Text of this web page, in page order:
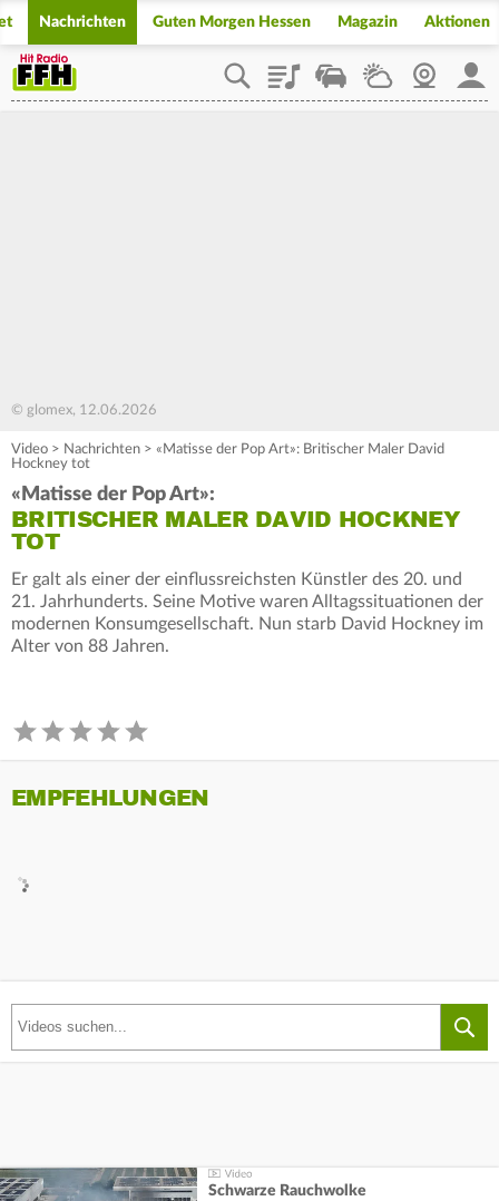
Nachrichten Guten Morgen Hessen Magazin Aktionen
PlaylistStaupilotWetterWebcam
© glomex, 12.06.2026
Video > Nachrichten > «Matisse der Pop Art»: Britischer Maler David
Hockney tot
«Matisse der Pop Art»:
BRITISCHER MALER DAVID HOCKNEY
TOT
Er galt als einer der einflussreichsten Künstler des 20. und
21. Jahrhunderts. Seine Motive waren Alltagssituationen der
modernen Konsumgesellschaft. Nun starb David Hockney im
Alter von 88 Jahren.
EMPFEHLUNGEN
Schwarze Rauchwolke